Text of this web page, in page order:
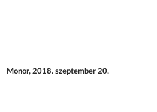
Monor, 2018. szeptember 20.